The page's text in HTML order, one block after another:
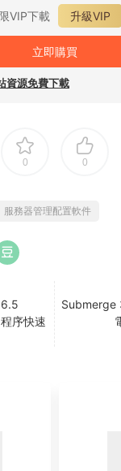
VIP下載 升級VIP
立即購買
資源免費下載
0 0
服務器管理配置軟件
序快速
Submerge